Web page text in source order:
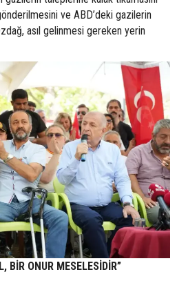
ve ABD’deki gazilerin
asıl gelinmesi gereken yerin
BİR ONUR MESELESİDİR”